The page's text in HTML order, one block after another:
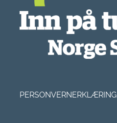
PERSONVERNERKLÆRING